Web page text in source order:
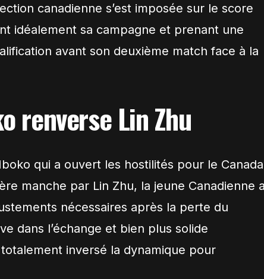
canadienne s’est imposée sur le score
idéalement sa campagne et prenant une
avant son deuxième match face à la
renverse Lin Zhu
qui a ouvert les hostilités pour le
manche par Lin Zhu, la jeune Canadienne
nécessaires après la perte du
dans l’échange et bien plus solide
inversé la dynamique pour